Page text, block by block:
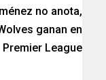
no anota,
ganan en
Premier League